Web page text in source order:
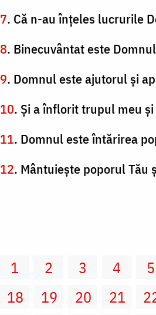
7. Că n-au înţeles lucrurile
8. Binecuvântat este
9. Domnul este ajutorul şi
10. Şi a înflorit trupul meu
11. Domnul este întărirea
12. Mântuieşte poporul Tău
1 2 3 4 5
18
19 20 21